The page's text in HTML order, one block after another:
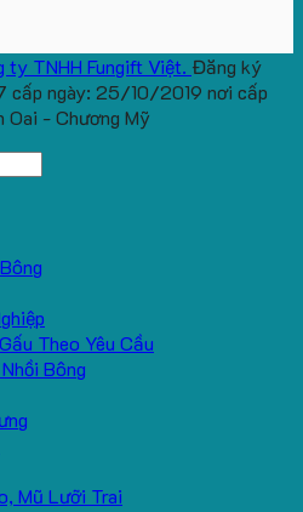
ty TNHH Fungift Việt. Đăng ký
cấp ngày: 25/10/2019 nơi cấp
Oai - Chương Mỹ
Theo Yêu Cầu
Bông
Mũ Lưỡi Trai